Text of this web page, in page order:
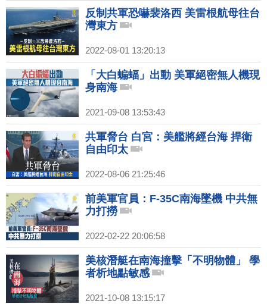
反制共軍恐嚇裴洛西 美雷根航母往台
灣東方
2022-08-01 13:20:13
「大白蝙蝠」出動 美軍絕密無人機現
身南海
2021-09-08 13:53:43
共軍脅台 白宮：美艦將經台海 捍衛
自由印太
2022-08-06 21:25:46
前美軍官員：F-35C南海墜機 中共無
力打撈
2022-02-22 20:06:58
美核潛艇在南海撞擊「不明物體」 學
者析地點敏感
2021-10-08 13:15:17